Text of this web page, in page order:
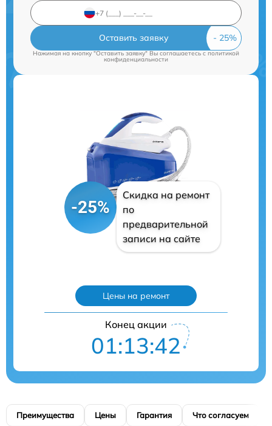
Оставить заявку
Нажимая на кнопку "Оставить заявку" Вы соглашаетесь cполитикой
конфиденциальности
-25%
Скидка на ремонт
по
предварительной
записи на сайте
Цены на ремонт
Конец акции
01:13:41
Преимущества Цены Гарантия Что согласуем